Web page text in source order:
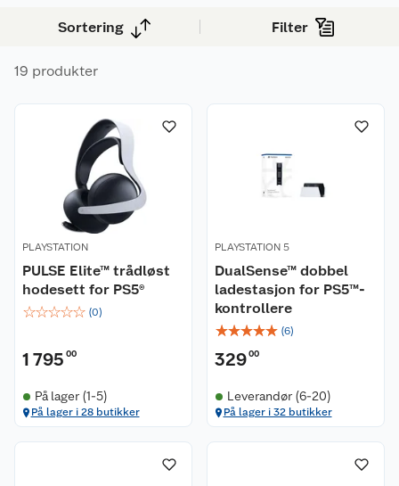
Sortering Filter
19 produkter
PLAYSTATION
PULSE Elite™ trådløst
hodesett for PS5®
☆☆☆☆☆ (0)
1 795 00
På lager (1-5)
På lager i 28 butikker
PLAYSTATION 5
DualSense™ dobbel
ladestasjon for PS5™-
kontrollere
☆☆☆☆☆ (6)
32900
Leverandør (6-20)
På lager i 32 butikker